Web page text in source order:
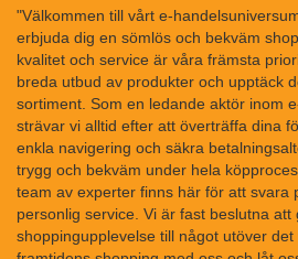
"Välkommen till vårt e-
erbjuda dig en sömlös och bekväm
kvalitet och service är våra främsta
breda utbud av produkter och upptäck
sortiment. Som en ledande aktör inom
strävar vi alltid efter att överträffa dina
enkla navigering och säkra
trygg och bekväm under hela
team av experter finns här för att svara
personlig service. Vi är fast beslutna att
shoppingupplevelse till något utöver